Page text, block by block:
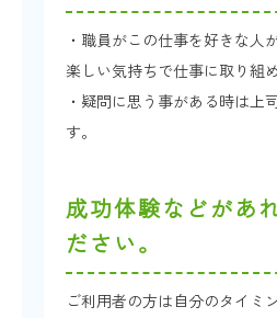
・職員がこの仕事を好きな人
楽しい気持ちで仕事に取り組
・疑問に思う事がある時は上
す。
成功体験などがあ
ださい。
ご利用者の方は自分のタイミ